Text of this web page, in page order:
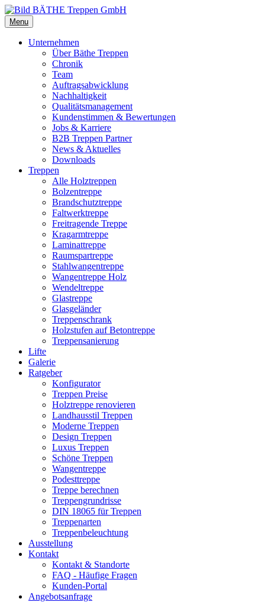
Menu
Unternehmen
Über Bäthe Treppen
Chronik
Team
Auftragsabwicklung
Nachhaltigkeit
Qualitätsmanagement
Kundenstimmen & Bewertungen
Jobs & Karriere
B2B Treppen Partner
News & Aktuelles
Downloads
Treppen
Alle Holztreppen
Bolzentreppe
Brandschutztreppe
Faltwerktreppe
Freitragende Treppe
Kragarmtreppe
Laminattreppe
Raumspartreppe
Stahlwangentreppe
Wangentreppe Holz
Wendeltreppe
Glastreppe
Glasgeländer
Treppenschrank
Holzstufen auf Betontreppe
Treppensanierung
Lifte
Galerie
Ratgeber
Konfigurator
Treppen Preise
Holztreppe renovieren
Landhausstil Treppen
Moderne Treppen
Design Treppen
Luxus Treppen
Schöne Treppen
Wangentreppe
Podesttreppe
Treppe berechnen
Treppengrundrisse
DIN 18065 für Treppen
Treppenarten
Treppenbeleuchtung
Ausstellung
Kontakt
Kontakt & Standorte
FAQ - Häufige Fragen
Kunden-Portal
Angebotsanfrage